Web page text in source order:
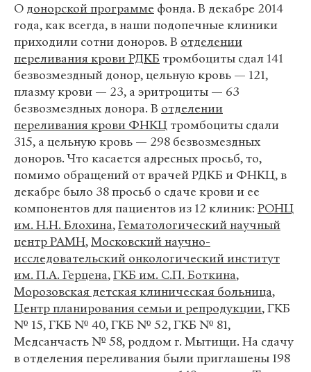
О донорской программе фонда. В декабре 2014
года, как всегда, в наши подопечные клиники
приходили сотни доноров. В отделении
переливания крови РДКБ тромбоциты сдал 141
безвозмездный донор, цельную кровь — 121,
плазму крови — 23, а эритроциты — 63
безвозмездных донора. В отделении
переливания крови ФНКЦ тромбоциты сдали
315, а цельную кровь — 298 безвозмездных
доноров. Что касается адресных просьб, то,
помимо обращений от врачей РДКБ и ФНКЦ, в
декабре было 38 просьб о сдаче крови и ее
компонентов для пациентов из 12 клиник: РОНЦ
им. Н.Н. Блохина,Гематологический научный
центр РАМН,Московский научно-
исследовательский онкологический институт
им. П.А. Герцена,ГКБ им. С.П. Боткина,
Морозовская детская клиническая больница,
Центр планирования семьи и репродукции, ГКБ
№ 15, ГКБ № 40, ГКБ № 52, ГКБ № 81,
Медсанчасть № 58, роддом г. Мытищи. На сдачу
в отделения переливания были приглашены 198